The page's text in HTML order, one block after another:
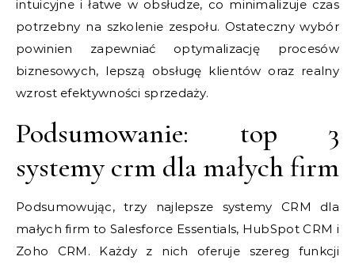
intuicyjne i łatwe w obsłudze, co minimalizuje czas
potrzebny na szkolenie zespołu. Ostateczny wybór
powinien zapewniać optymalizację procesów
biznesowych, lepszą obsługę klientów oraz realny
wzrost efektywności sprzedaży.
Podsumowanie: top 3
systemy crm dla małych firm
Podsumowując, trzy najlepsze systemy CRM dla
małych firm to Salesforce Essentials, HubSpot CRM i
Zoho CRM. Każdy z nich oferuje szereg funkcji